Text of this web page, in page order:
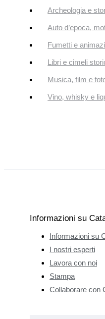
Archeologia e
Auto d’epoca,
Fumetti e
Libri e cimeli
Musica, film e
Vino, whisky e
Informazioni su
Informazioni su
I nostri esperti
Lavora con noi
Stampa
Collaborare con